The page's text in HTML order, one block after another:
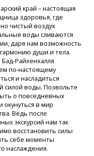
край – настоящая
здоровья, где
чистый воздух
воды сливаются
даря нам возможность
души и тела.
Бад-Райхенхалля
по-настоящему
и насладиться
силой воды. Позвольте
о повседневных
окунуться в мир
Ведь после
экскурсий нам так
восстановить силы
себе моменты
наслаждения.